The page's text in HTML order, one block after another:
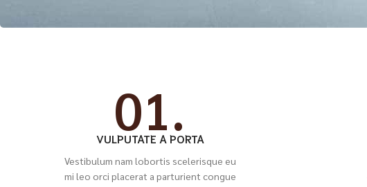
01.
VULPUTATE A PORTA
Vestibulum nam lobortis scelerisque eu
mi leo orci placerat a parturient congue